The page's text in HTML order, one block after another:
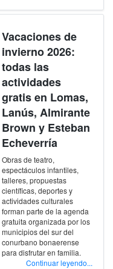
Vacaciones de
invierno 2026:
todas las
actividades
gratis en Lomas,
Lanús, Almirante
Brown y Esteban
Echeverría
Obras de teatro,
espectáculos infantiles,
talleres, propuestas
científicas, deportes y
actividades culturales
forman parte de la agenda
gratuita organizada por los
municipios del sur del
conurbano bonaerense
para disfrutar en familia.
Continuar leyendo...